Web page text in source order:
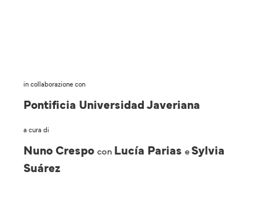
in collaborazione con
Pontificia Universidad Javeriana
a cura di
Nuno Crespo con Lucía Parias eSylvia
Suárez